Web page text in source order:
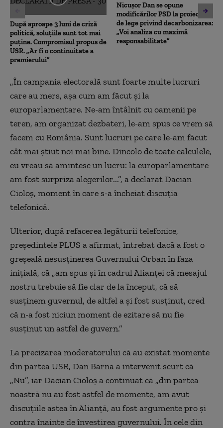
După aproape 3 luni de criză
politică, soluțiile sunt tot mai
puține. Compromisul propus de
USR. „Ar fi o continuitate a
premierului”
Nicușor Dan se opune
modificărilor PSD la proiectul
de lege privind decarbonizarea:
„Voi analiza cu maximă
responsabilitate”
„În campania electorală sunt foarte multe lucruri
care au mers, așa cum am făcut și la
europarlamentare. Ne-am întâlnit cu oamenii pe
teren, am organizat dezbateri, le-am spus ce vrem să
facem cu România. Sunt lucruri pe care le-am făcut
cât mai știut noi mai bine. Dincolo de toate calculele,
eu vreau să amintesc un lucru: la europarlamentare
am fost surpriza alegerilor...”, a declarat Dacian
Cioloș, moment în care s-a încheiat discuția
telefonică.
Ulterior, după refacerea legăturii telefonice,
președintele PLUS a afirmat, întrebat dacă a fost o
greșeală nesusținerea Guvernului Orban în faza
inițială, că „am spus și în cadrul Alianței că mesajul
nostru trebuie să fie clar de la început, că să
susținem guvernul, de altfel a și fost susținut, cred
că n-a fost niciun moment de ezitare să nu fie
susținut un astfel de guvern.”
La precizarea moderatorului că au existat momente
din partea USR, Dan Barna a intervenit scurt că
„Nu”, iar Dacian Cioloș a continuat că „din partea
noastră nu au fost astfel de momente, am avut
discuțiile astea în Alianță, au fost argumente pro și
contra înainte de învestirea guvernului. În cele din